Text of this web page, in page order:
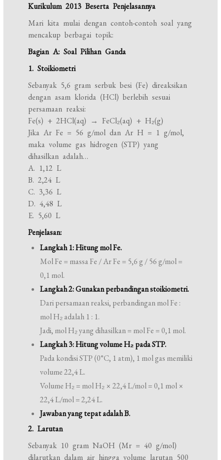
Kurikulum 2013 Beserta Penjelasannya
Mari kita mulai dengan contoh-contoh soal yang
mencakup berbagai topik:
Bagian A: Soal Pilihan Ganda
1. Stoikiometri
Sebanyak 5,6 gram serbuk besi (Fe) direaksikan
dengan asam klorida (HCl) berlebih sesuai
persamaan reaksi:
Fe(s) + 2HCl(aq) → FeCl₂(aq) + H₂(g)
Jika Ar Fe = 56 g/mol dan Ar H = 1 g/mol,
maka volume gas hidrogen (STP) yang
dihasilkan adalah…
A. 1,12 L
B. 2,24 L
C. 3,36 L
D. 4,48 L
E. 5,60 L
Penjelasan:
Langkah 1: Hitung mol Fe.
Mol Fe = massa Fe / Ar Fe = 5,6 g / 56 g/mol =
0,1 mol.
Langkah 2: Gunakan perbandingan stoikiometri.
Dari persamaan reaksi, perbandingan mol Fe :
mol H₂ adalah 1 : 1.
Jadi, mol H₂ yang dihasilkan = mol Fe = 0,1 mol.
Langkah 3: Hitung volume H₂ pada STP.
Pada kondisi STP (0°C, 1 atm), 1 mol gas memiliki
volume 22,4 L.
Volume H₂ = mol H₂ × 22,4 L/mol = 0,1 mol ×
22,4 L/mol = 2,24 L.
Jawaban yang tepat adalah B.
2. Larutan
Sebanyak 10 gram NaOH (Mr = 40 g/mol)
dilarutkan dalam air hingga volume larutan 500